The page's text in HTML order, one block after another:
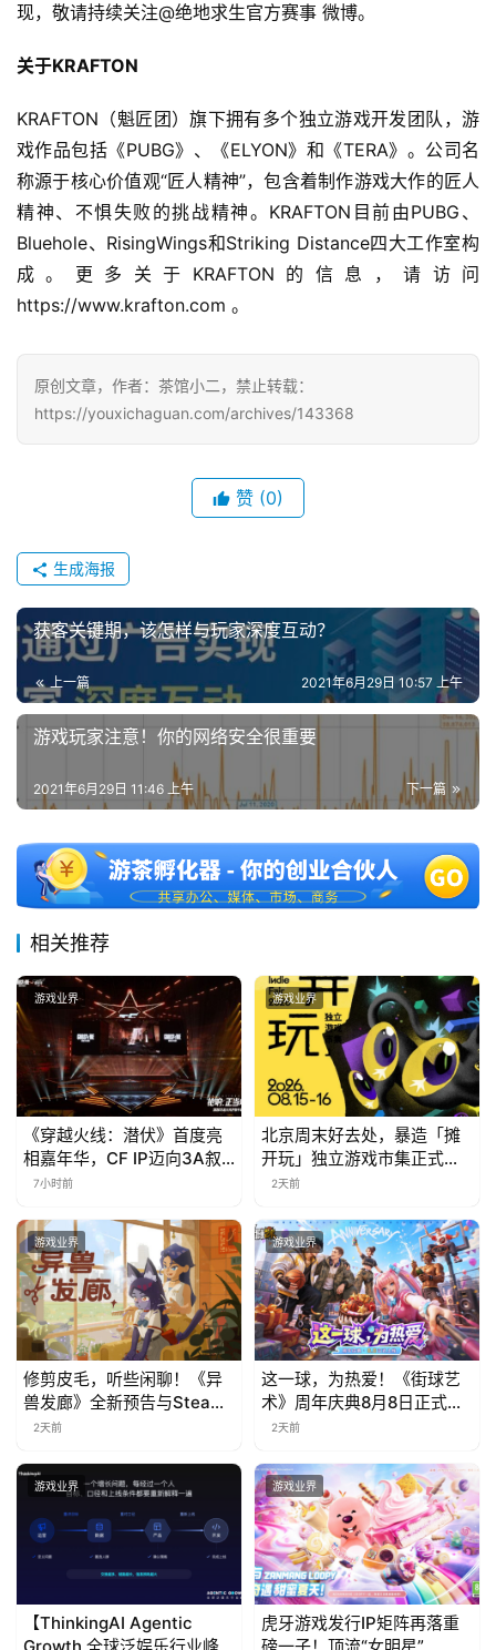
现，敬请持续关注@绝地求生官方赛事 微博。
关于KRAFTON
KRAFTON（魁匠团）旗下拥有多个独立游戏开发团队，游
戏作品包括《PUBG》、《ELYON》和《TERA》。公司名
称源于核心价值观“匠人精神”，包含着制作游戏大作的匠人
精神、不惧失败的挑战精神。KRAFTON目前由PUBG、
Bluehole、RisingWings和Striking Distance四大工作室构
成。更多关于KRAFTON的信息，请访问
https://www.krafton.com 。
原创文章，作者：茶馆小二，禁止转载：
https://youxichaguan.com/archives/143368
赞 (0)
生成海报
获客关键期，该怎样与玩家深度互动？
上一篇 2021年6月29日 10:57 上午
游戏玩家注意！你的网络安全很重要
下一篇
2021年6月29日 11:46 上午
相关推荐
游戏业界
《穿越火线：潜伏》首度亮
相嘉年华，CF IP迈向3A叙
事新高度
7小时前
游戏业界
北京周末好去处，暴造「摊
开玩」独立游戏市集正式开
票！
2天前
游戏业界
修剪皮毛，听些闲聊！《异
兽发廊》全新预告与Steam
免费试玩公开
2天前
游戏业界
这一球，为热爱！《街球艺
术》周年庆典8月8日正式上
线，多重福利与全新内容同
2天前
游戏业界
【ThinkingAI Agentic
游戏业界
虎牙游戏发行IP矩阵再落重